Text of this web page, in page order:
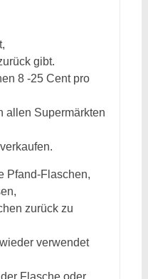
gibt.
8 -25 Cent pro
allen Supermärkten
Pfand-Flaschen,
zurück zu
verwendet
Flasche oder